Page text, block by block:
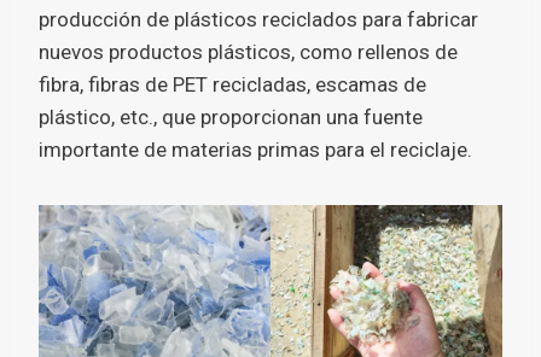
producción de plásticos reciclados para fabricar
nuevos productos plásticos, como rellenos de
fibra, fibras de PET recicladas, escamas de
plástico, etc., que proporcionan una fuente
importante de materias primas para el reciclaje.